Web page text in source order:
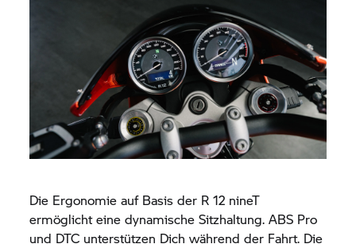
Die Ergonomie auf Basis der R 12 nineT
ermöglicht eine dynamische Sitzhaltung. ABS Pro
und DTC unterstützen Dich während der Fahrt. Die